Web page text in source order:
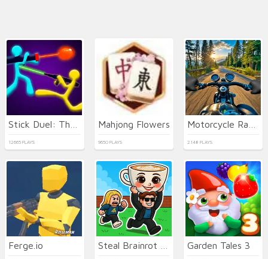
12665 PLAYS
Mahjong Flowers
9650 PLAYS 2148 PLAYS
Ferge.io Garden Tales 3